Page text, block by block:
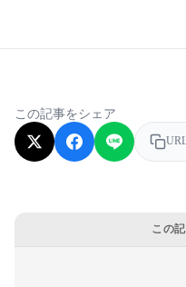
この記事をシェア
この